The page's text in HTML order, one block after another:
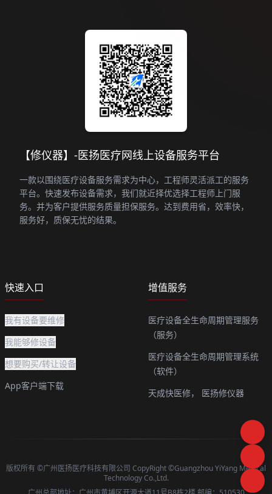
【修仪器】-医扬医疗网线上设备服务平台
一款以围绕医疗设备服务需求为中心，工程师灵活派工的服务
平台。快速发布设备需求，我们就近择优选择工程师上门服
务。并为客户提供服务质量担保服务。达到费用省，效率快，
服务好，质保无忧的结果。
快速入口
我有设备要维修
我能够修设备
想要购买/转让设备
App客户端下载
增值服务
医疗设备全生命周期管理服务
（服务）
医疗设备全生命周期管理系统
（软件）
天成快医修，
医扬修仪器
版权所有 ©广州医扬医疗科技有限公司 CopyRight ©Guangzhou YiYang Medical
Technology Co.,Ltd.